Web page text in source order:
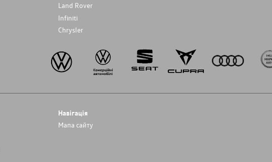
Land Rover
Infiniti
Chrysler
Навігація
Мапа сайту